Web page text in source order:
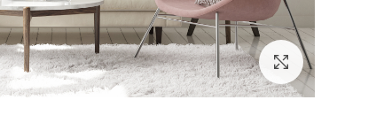
לחץ להגדלה